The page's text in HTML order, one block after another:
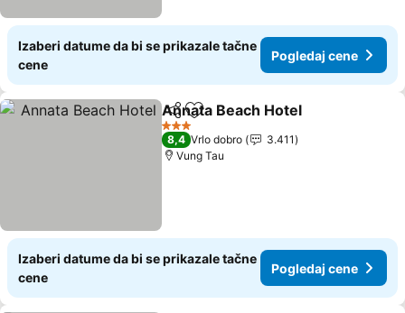
Izaberi datume da bi se prikazale tačne
cene
Pogledaj cene
Deli Dodati u favorite
Annata Beach Hotel
3 Zvezdice
8,4 Vrlo dobro
3.411
Vung Tau
Izaberi datume da bi se prikazale tačne
cene
Pogledaj cene